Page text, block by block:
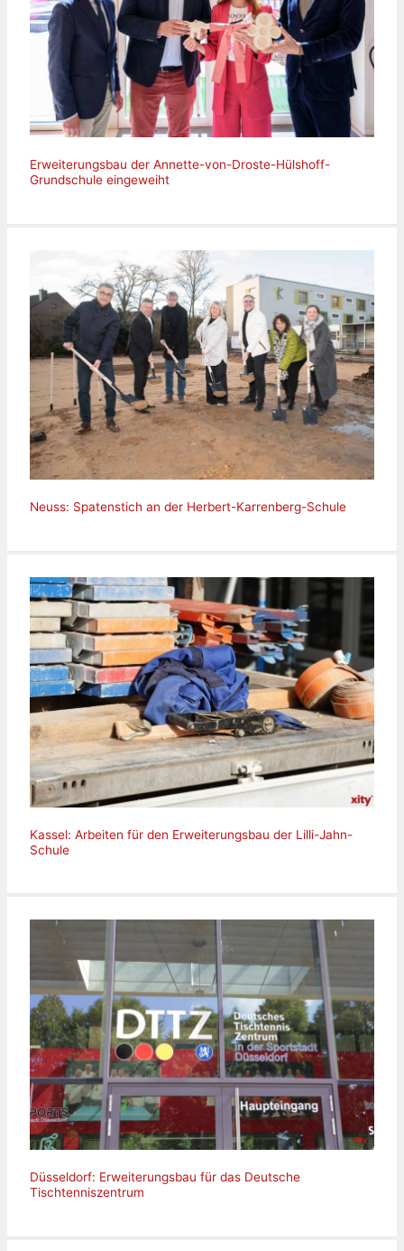
Erweiterungsbau der Annette-von-Droste-Hülshoff-
Grundschule eingeweiht
Neuss: Spatenstich an der Herbert-Karrenberg-Schule
Kassel: Arbeiten für den Erweiterungsbau der Lilli-Jahn-
Schule
Düsseldorf: Erweiterungsbau für das Deutsche
Tischtenniszentrum